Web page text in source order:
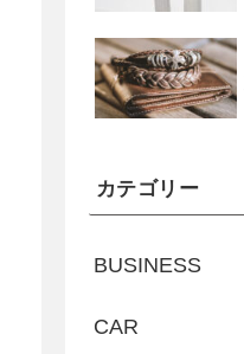
カテゴリー
BUSINESS
CAR